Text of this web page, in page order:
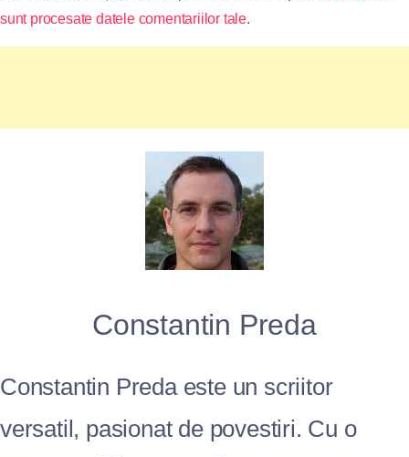
sunt procesate datele comentariilor tale.
Constantin Preda
Constantin Preda este un scriitor
versatil, pasionat de povestiri. Cu o